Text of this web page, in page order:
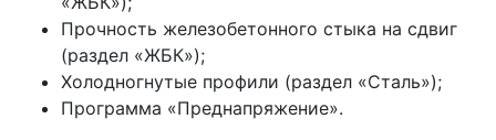
Прочность железобетонного стыка на сдвиг
(раздел «ЖБК»);
Холодногнутые профили (раздел «Сталь»);
Программа «Преднапряжение».